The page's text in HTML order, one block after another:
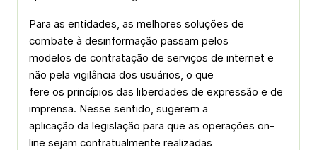
Para as entidades, as melhores soluções de
combate à desinformação passam pelos
modelos de contratação de serviços de internet e
não pela vigilância dos usuários, o que
fere os princípios das liberdades de expressão e de
imprensa. Nesse sentido, sugerem a
aplicação da legislação para que as operações on-
line sejam contratualmente realizadas